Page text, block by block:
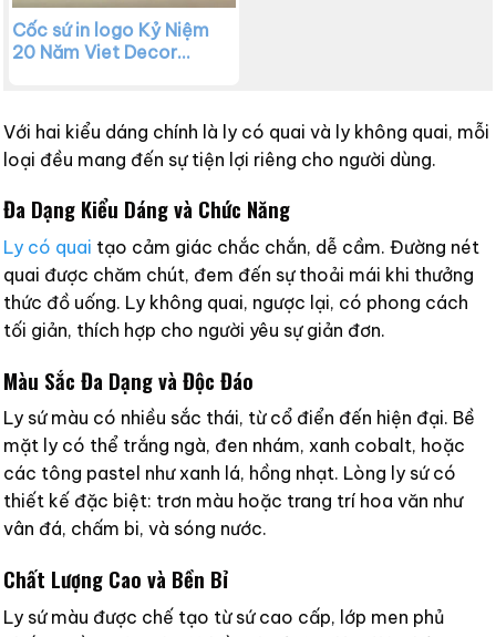
Cốc sứ in logo Kỷ Niệm
20 Năm Viet Decor
XG-LS134
Với hai kiểu dáng chính là ly có quai và ly không quai, mỗi
loại đều mang đến sự tiện lợi riêng cho người dùng.
Đa Dạng Kiểu Dáng và Chức Năng
Ly có quai tạo cảm giác chắc chắn, dễ cầm. Đường nét
quai được chăm chút, đem đến sự thoải mái khi thưởng
thức đồ uống. Ly không quai, ngược lại, có phong cách
tối giản, thích hợp cho người yêu sự giản đơn.
Màu Sắc Đa Dạng và Độc Đáo
Ly sứ màu có nhiều sắc thái, từ cổ điển đến hiện đại. Bề
mặt ly có thể trắng ngà, đen nhám, xanh cobalt, hoặc
các tông pastel như xanh lá, hồng nhạt. Lòng ly sứ có
thiết kế đặc biệt: trơn màu hoặc trang trí hoa văn như
vân đá, chấm bi, và sóng nước.
Chất Lượng Cao và Bền Bỉ
Ly sứ màu được chế tạo từ sứ cao cấp, lớp men phủ